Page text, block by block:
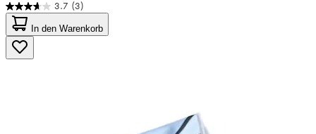
3.7 (3)
3.7
von
5
Sternen.
3
In den Warenkorb